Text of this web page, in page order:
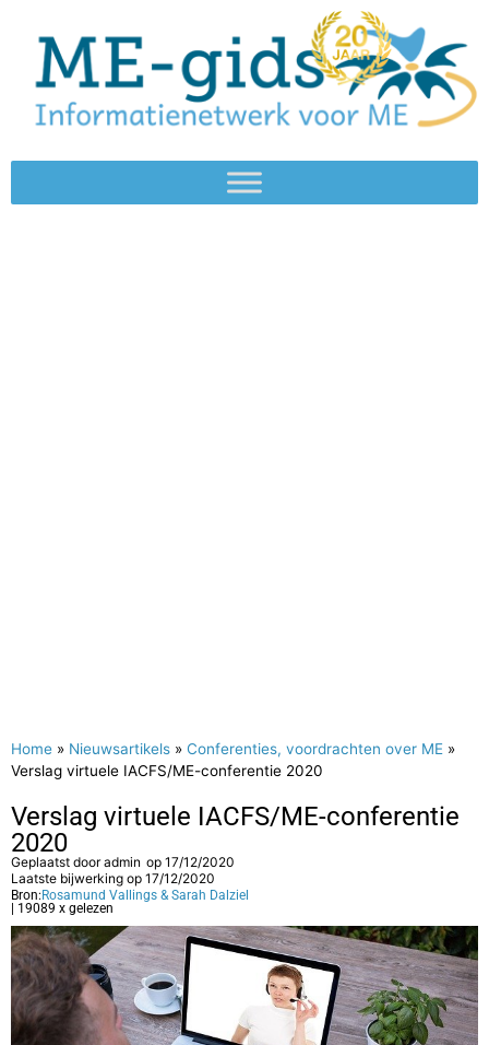
Home » Nieuwsartikels » Conferenties, voordrachten over ME »
Verslag virtuele IACFS/ME-conferentie 2020
Verslag virtuele IACFS/ME-conferentie
2020
Geplaatst dooradmin op 17/12/2020
Laatste bijwerking op 17/12/2020
Bron: Rosamund Vallings & Sarah Dalziel
| 19089 x gelezen